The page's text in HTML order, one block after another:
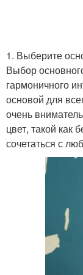
1. Выберите
Выбор
гармоничного
основой для
очень
цвет, такой как
сочетаться с